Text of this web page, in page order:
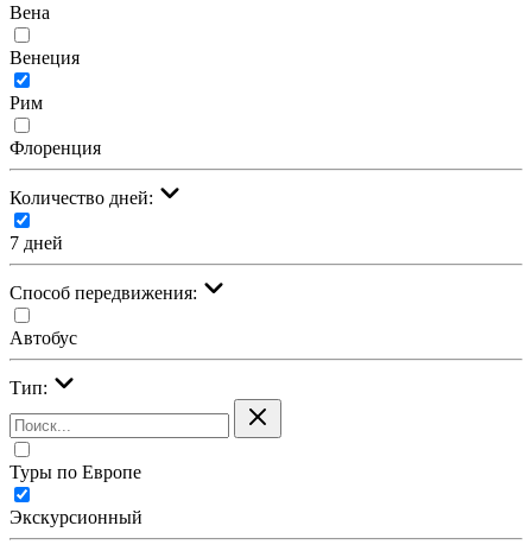
Вена
Венеция
Рим
Флоренция
Количество дней:
7 дней
Cпособ передвижения:
Автобус
Тип:
Туры по Европе
Экскурсионный